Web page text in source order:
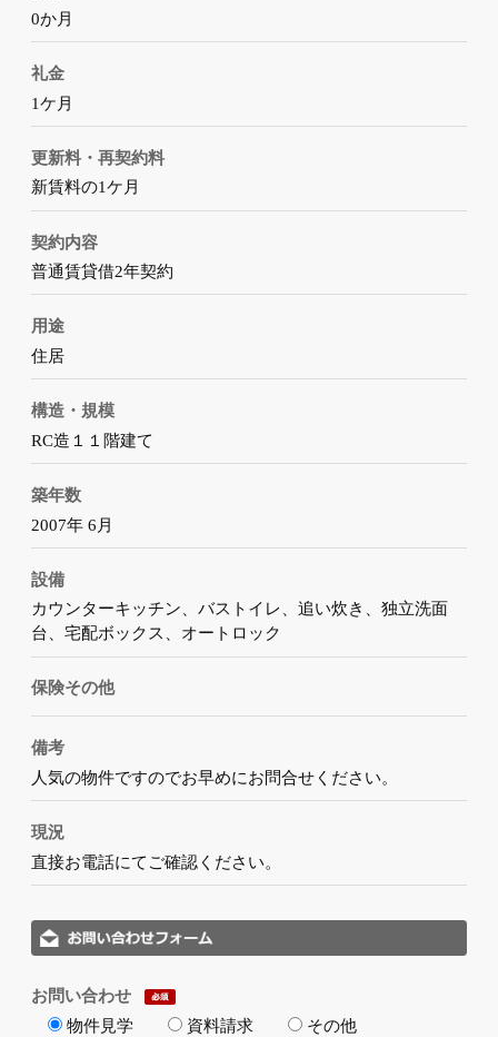
0か月
礼金
1ケ月
更新料・再契約料
新賃料の1ケ月
契約内容
普通賃貸借2年契約
用途
住居
構造・規模
RC造１１階建て
築年数
2007年 6月
設備
カウンターキッチン、バストイレ、追い炊き、独立洗面
台、宅配ボックス、オートロック
保険その他
備考
人気の物件ですのでお早めにお問合せください。
現況
直接お電話にてご確認ください。
お問い合わせ
物件見学
資料請求 その他